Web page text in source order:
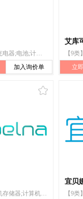
【9类】电池充电器;电池;计算机存储装置;磁性数据介质;鼠标(数据处理设备);头戴式耳机;计算机键盘;计算机外围设备;读出器(数据处理设备);太阳能电池
加入询价单
艾库
立
【9类】计算机存储器;计算机键盘;计算机外围设备;计算机周边设备;监视器(计算机硬件);鼠标(数据处理设备);读出器(数据处理设备);键盘罩;扬声器音箱;头戴耳机
宜贝